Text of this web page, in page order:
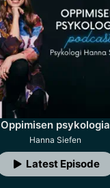
Oppimisen psykologia
Hanna Siefen
Latest Episode